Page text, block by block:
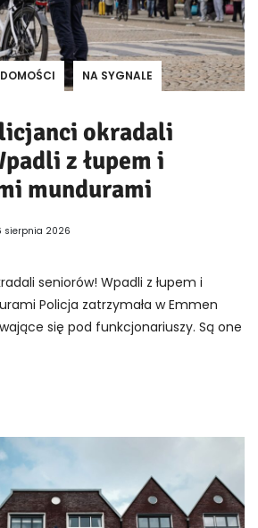
NA SYGNALE
okradali
z łupem i
mundurami
sierpnia 2026
seniorów! Wpadli z łupem i
Policja zatrzymała w Emmen
się pod funkcjonariuszy. Są one